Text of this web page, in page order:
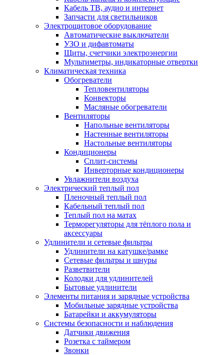
Кабель ТВ, аудио и интернет
Запчасти для светильников
Электрощитовое оборудование
Автоматические выключатели
УЗО и дифавтоматы
Щиты, счетчики электроэнергии
Мультиметры, индикаторные отвертки
Климатическая техника
Обогреватели
Тепловентиляторы
Конвекторы
Масляные обогреватели
Вентиляторы
Напольные вентиляторы
Настенные вентиляторы
Настольные вентиляторы
Кондиционеры
Сплит-системы
Инверторные кондиционеры
Увлажнители воздуха
Электрический теплый пол
Пленочный теплый пол
Кабельный теплый пол
Теплый пол на матах
Терморегуляторы для тёплого пола и
аксессуары
Удлинители и сетевые фильтры
Удлинители на катушке/рамке
Сетевые фильтры и шнуры
Разветвители
Колодки для удлинителей
Бытовые удлинители
Элементы питания и зарядные устройства
Мобильные зарядные устройства
Батарейки и аккумуляторы
Системы безопасности и наблюдения
Датчики движения
Розетка с таймером
Звонки